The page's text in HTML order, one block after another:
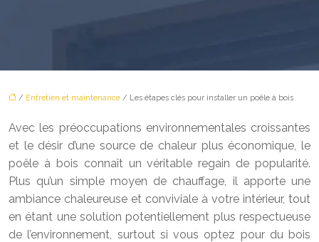
/ Entretien et maintenance / Les étapes clés pour installer un poêle à bois
Avec les préoccupations environnementales croissantes
et le désir d’une source de chaleur plus économique, le
poêle à bois connaît un véritable regain de popularité.
Plus qu’un simple moyen de chauffage, il apporte une
ambiance chaleureuse et conviviale à votre intérieur, tout
en étant une solution potentiellement plus respectueuse
de l’environnement, surtout si vous optez pour du bois